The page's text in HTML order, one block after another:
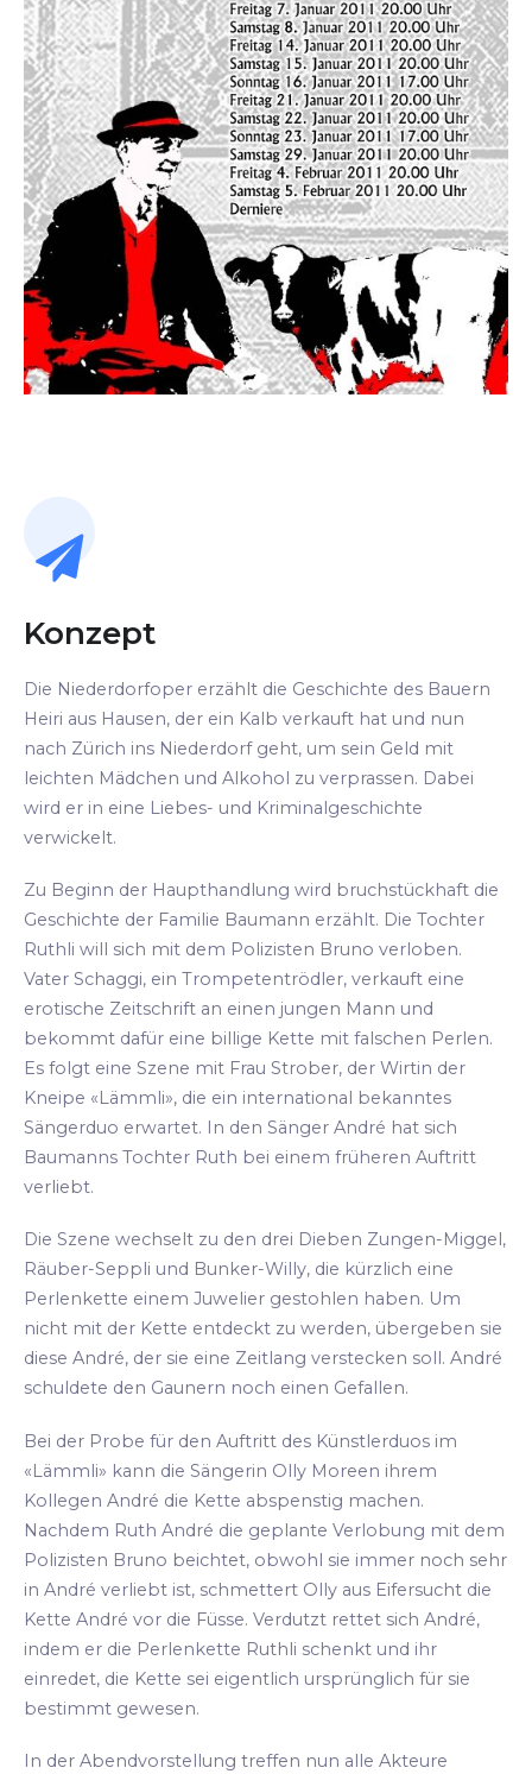
Konzept
Die Niederdorfoper erzählt die Geschichte des Bauern
Heiri aus Hausen, der ein Kalb verkauft hat und nun
nach Zürich ins Niederdorf geht, um sein Geld mit
leichten Mädchen und Alkohol zu verprassen. Dabei
wird er in eine Liebes- und Kriminalgeschichte
verwickelt.
Zu Beginn der Haupthandlung wird bruchstückhaft die
Geschichte der Familie Baumann erzählt. Die Tochter
Ruthli will sich mit dem Polizisten Bruno verloben.
Vater Schaggi, ein Trompetentrödler, verkauft eine
erotische Zeitschrift an einen jungen Mann und
bekommt dafür eine billige Kette mit falschen Perlen.
Es folgt eine Szene mit Frau Strober, der Wirtin der
Kneipe «Lämmli», die ein international bekanntes
Sängerduo erwartet. In den Sänger André hat sich
Baumanns Tochter Ruth bei einem früheren Auftritt
verliebt.
Die Szene wechselt zu den drei Dieben Zungen-Miggel,
Räuber-Seppli und Bunker-Willy, die kürzlich eine
Perlenkette einem Juwelier gestohlen haben. Um
nicht mit der Kette entdeckt zu werden, übergeben sie
diese André, der sie eine Zeitlang verstecken soll. André
schuldete den Gaunern noch einen Gefallen.
Bei der Probe für den Auftritt des Künstlerduos im
«Lämmli» kann die Sängerin Olly Moreen ihrem
Kollegen André die Kette abspenstig machen.
Nachdem Ruth André die geplante Verlobung mit dem
Polizisten Bruno beichtet, obwohl sie immer noch sehr
in André verliebt ist, schmettert Olly aus Eifersucht die
Kette André vor die Füsse. Verdutzt rettet sich André,
indem er die Perlenkette Ruthli schenkt und ihr
einredet, die Kette sei eigentlich ursprünglich für sie
bestimmt gewesen.
In der Abendvorstellung treffen nun alle Akteure